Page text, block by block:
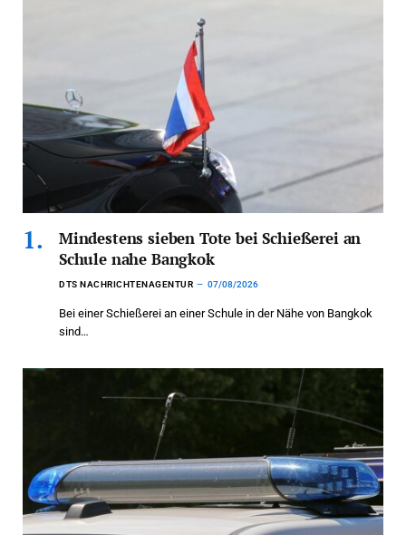
Mindestens sieben Tote bei Schießerei an
Schule nahe Bangkok
DTS NACHRICHTENAGENTUR 07/08/2026
Bei einer Schießerei an einer Schule in der Nähe von Bangkok
sind…